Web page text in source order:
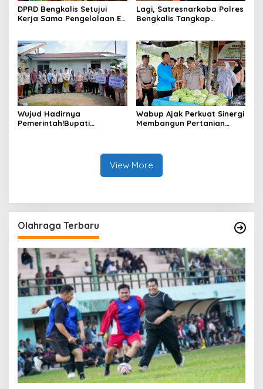
DPRD Bengkalis Setujui
Kerja Sama Pengelolaan E-
Lagi, Satresnarkoba Polres
Bengkalis Tangkap
Wujud Hadirnya
Pemerintah!Bupati
Wabup Ajak Perkuat Sinergi
Membangun Pertanian
View More
Olahraga Terbaru